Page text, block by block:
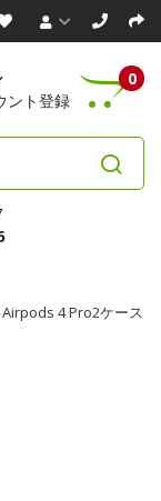
ント登録
0
4 Pro2ケース